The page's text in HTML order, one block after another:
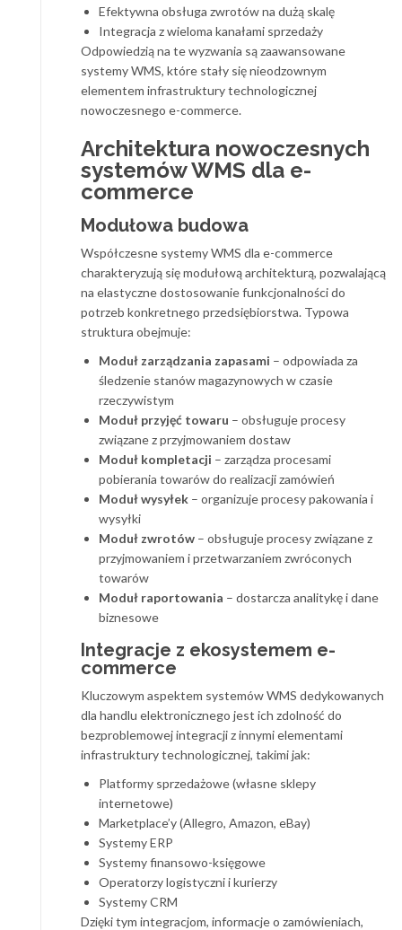
Efektywna obsługa zwrotów na dużą skalę
Integracja z wieloma kanałami sprzedaży
Odpowiedzią na te wyzwania są zaawansowane
systemy WMS, które stały się nieodzownym
elementem infrastruktury technologicznej
nowoczesnego e-commerce.
Architektura nowoczesnych
systemów WMS dla e-
commerce
Modułowa budowa
Współczesne systemy WMS dla e-commerce
charakteryzują się modułową architekturą, pozwalającą
na elastyczne dostosowanie funkcjonalności do
potrzeb konkretnego przedsiębiorstwa. Typowa
struktura obejmuje:
Moduł zarządzania zapasami – odpowiada za
śledzenie stanów magazynowych w czasie
rzeczywistym
Moduł przyjęć towaru – obsługuje procesy
związane z przyjmowaniem dostaw
Moduł kompletacji – zarządza procesami
pobierania towarów do realizacji zamówień
Moduł wysyłek – organizuje procesy pakowania i
wysyłki
Moduł zwrotów – obsługuje procesy związane z
przyjmowaniem i przetwarzaniem zwróconych
towarów
Moduł raportowania – dostarcza analitykę i dane
biznesowe
Integracje z ekosystemem e-
commerce
Kluczowym aspektem systemów WMS dedykowanych
dla handlu elektronicznego jest ich zdolność do
bezproblemowej integracji z innymi elementami
infrastruktury technologicznej, takimi jak:
Platformy sprzedażowe (własne sklepy
internetowe)
Marketplace’y (Allegro, Amazon, eBay)
Systemy ERP
Systemy finansowo-księgowe
Operatorzy logistyczni i kurierzy
Systemy CRM
Dzięki tym integracjom, informacje o zamówieniach,